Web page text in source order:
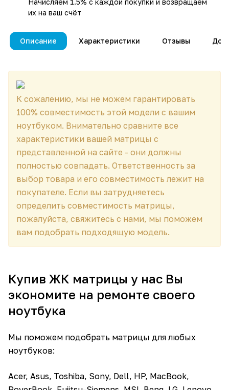
Начисляем 1.5% с каждой покупки и возвращаем
их на ваш счёт
Описание Характеристики Отзывы
К сожалению, мы не можем гарантировать
100% совместимость этой модели с вашим
ноутбуком. Внимательно сравните все
характеристики вашей матрицы с
представленной на сайте - они должны
полностью совпадать. Ответственность за
выбор товара и его совместимость лежит на
покупателе. Если вы затрудняетесь
определить совместимость матрицы,
пожалуйста, свяжитесь с нами, мы поможем
вам подобрать подходящую модель.
Купив ЖК матрицы у нас Вы
экономите на ремонте своего
ноутбука
Мы поможем подобрать матрицы для любых
ноутбуков:
Acer, Asus, Toshiba, Sony, Dell, HP, MacBook,